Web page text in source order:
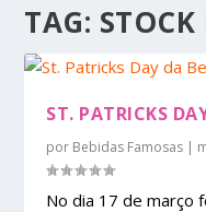
TAG:
ST. PATRICKS
por Bebidas Famosas |
No dia 17 de março